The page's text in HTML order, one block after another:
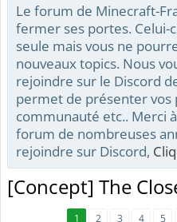
Le forum de Minecraft-
fermer ses portes. Celui-
seule mais vous ne
nouveaux topics. Nous
rejoindre sur le Discord
permet de présenter vos
communauté etc.. Merci
forum de nombreuses
rejoindre sur Discord,
[Concept] The
1 2 3 4 5